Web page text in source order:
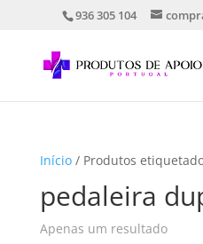
936 305 104
Início/ Produtos
pedaleira
Apenas um resultado